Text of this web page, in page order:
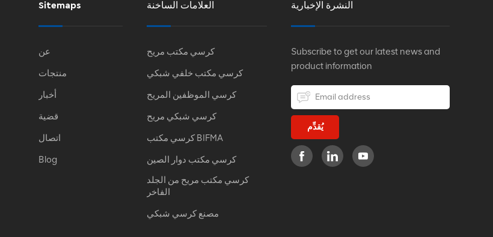
Sitemaps
عن
منتجات
أخبار
قضية
اتصال
Blog
العلامات الساخنة
كرسي مكتب مريح
كرسي مكتب خلفي شبكي
كرسي الموظفين المريح
كرسي شبكي مريح
كرسي مكتب BIFMA
كرسي مكتب دوار الصين
كرسي مكتب مريح من الجلد
الفاخر
مصنع كرسي شبكي
النشرة الإخبارية
Subscribe to get our latest news and
product information
يُقدِّم